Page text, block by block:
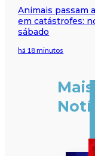
Animais passam
em catástrofes:
sábado
há 18 minutos
Mais